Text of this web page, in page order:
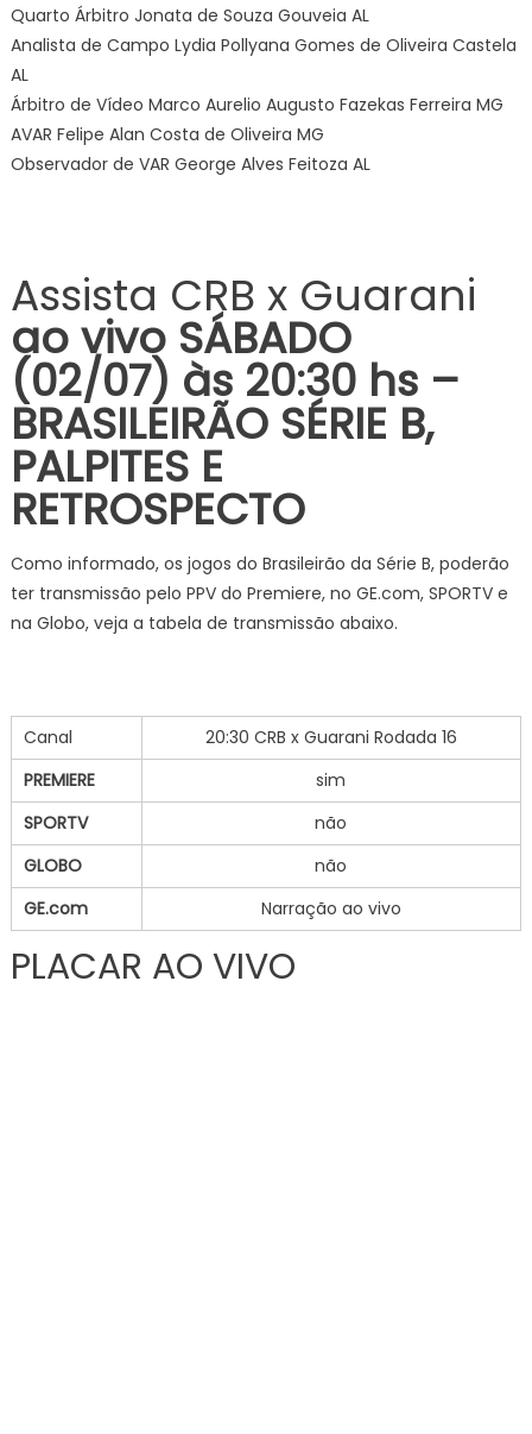
Quarto Árbitro Jonata de Souza Gouveia AL
Analista de Campo Lydia Pollyana Gomes de Oliveira Castela
AL
Árbitro de Vídeo Marco Aurelio Augusto Fazekas Ferreira MG
AVAR Felipe Alan Costa de Oliveira MG
Observador de VAR George Alves Feitoza AL
Assista CRB x Guarani
ao vivo SÁBADO
(02/07) às 20:30 hs –
BRASILEIRÃO SÉRIE B,
PALPITES E
RETROSPECTO
Como informado, os jogos do Brasileirão da Série B, poderão
ter transmissão pelo PPV do Premiere, no GE.com, SPORTV e
na Globo, veja a tabela de transmissão abaixo.
Canal
20:30 CRB x Guarani Rodada 16
PREMIERE
sim
SPORTV
não
GLOBO
não
GE.com
Narração ao vivo
PLACAR AO VIVO